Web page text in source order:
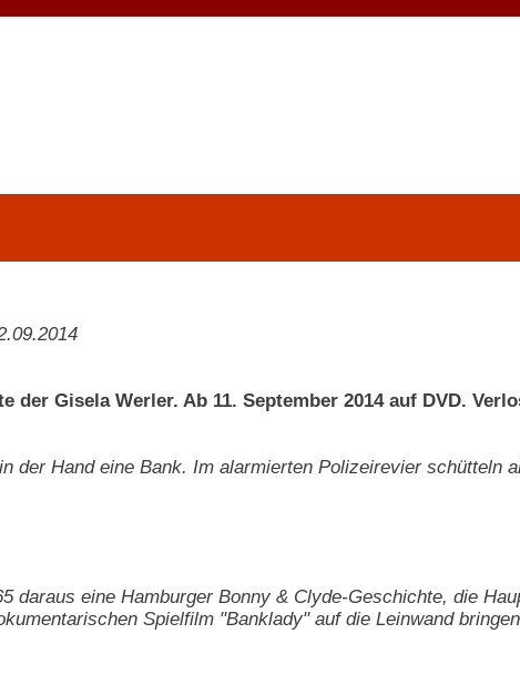
der Gisela Werler. Ab 11. September 2014 auf DVD.
der Hand eine Bank. Im alarmierten Polizeirevier schütteln
daraus eine Hamburger Bonny & Clyde-Geschichte, die
Spielfilm "Banklady" auf die Leinwand